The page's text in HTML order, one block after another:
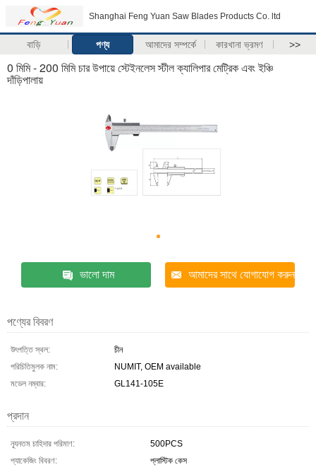
Shanghai Feng Yuan Saw Blades Products Co. ltd
বাড়ি পণ্য আমাদের সম্পর্কে কারখানা ভ্রমণ >>
0 মিমি - 200 মিমি চার উপায়ে স্টেইনলেস স্টীল ক্যালিপার মেট্রিক এবং ইঞ্চি
দাঁড়িপালায়
ভালো দাম আমাদের সাথে যোগাযোগ করুন
পণ্যের বিবরণ
উৎপত্তি স্থল:
চীন
পরিচিতিমুলক নাম:
NUMIT, OEM available
মডেল নম্বার:
GL141-105E
প্রদান
ন্যূনতম চাহিদার পরিমাণ:
500PCS
প্যাকেজিং বিবরণ:
প্লাস্টিক কেস